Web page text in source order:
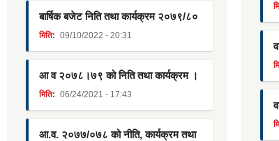
बार्षिक बजेट निति तथा कार्यक्रम २०७९/८०
मिति: 09/10/2022 - 20:31
आ व २०७८।७९ को निति तथा कार्यक्रम ।
मिति: 06/24/2021 - 17:43
आ.व. २०७७/०७८ को नीति, कार्यक्रम तथा